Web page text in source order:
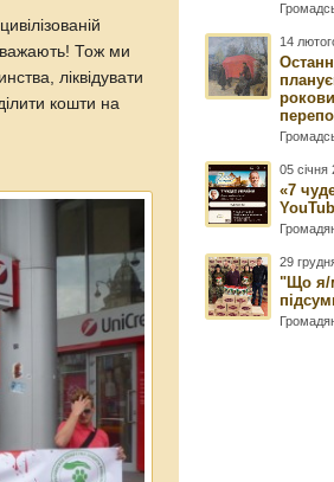
Тож ми
ліквідувати
кошти на
14
05
«7
29
"Що я/